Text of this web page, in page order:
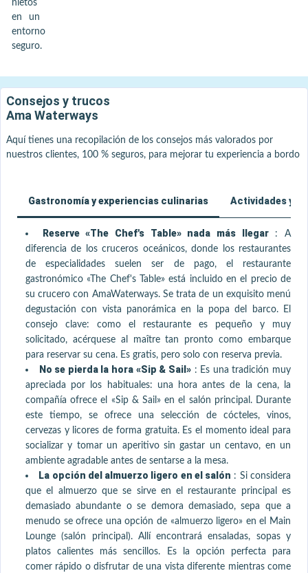
nietos
en un
entorno
seguro.
Consejos y trucos
Ama Waterways
Aquí tienes una recopilación de los consejos más valorados por
nuestros clientes, 100 % seguros, para mejorar tu experiencia a bordo
Gastronomía y experiencias culinarias Actividades y
Reserve «The Chef's Table» nada más llegar :A
diferencia de los cruceros oceánicos, donde los restaurantes
de especialidades suelen ser de pago, el restaurante
gastronómico «The Chef's Table» está incluido en el precio de
su crucero con AmaWaterways. Se trata de un exquisito menú
degustación con vista panorámica en la popa del barco. El
consejo clave: como el restaurante es pequeño y muy
solicitado, acérquese al maître tan pronto como embarque
para reservar su cena. Es gratis, pero solo con reserva previa.
No se pierda la hora «Sip & Sail» : Es una tradición muy
apreciada por los habituales: una hora antes de la cena, la
compañía ofrece el «Sip & Sail» en el salón principal. Durante
este tiempo, se ofrece una selección de cócteles, vinos,
cervezas y licores de forma gratuita. Es el momento ideal para
socializar y tomar un aperitivo sin gastar un centavo, en un
ambiente agradable antes de sentarse a la mesa.
La opción del almuerzo ligero en el salón : Si considera
que el almuerzo que se sirve en el restaurante principal es
demasiado abundante o se demora demasiado, sepa que a
menudo se ofrece una opción de «almuerzo ligero» en el Main
Lounge (salón principal). Allí encontrará ensaladas, sopas y
platos calientes más sencillos. Es la opción perfecta para
comer rápido o disfrutar de una vista diferente mientras come